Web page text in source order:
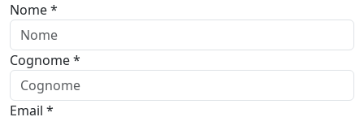
Nome *
Cognome *
Email *